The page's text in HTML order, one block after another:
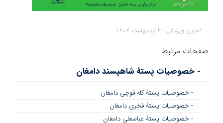
آخرین ویرایش ۳۱ اردیبهشت ۱۴۰۴
صفحات مرتبط
- خصوصیات پستۀ شاهپسند دامغان
- خصوصیات پستۀ کله قوچی دامغان
- خصوصیات پستۀ فخری دامغان
- خصوصیات پستۀ عباسعلی دامغان